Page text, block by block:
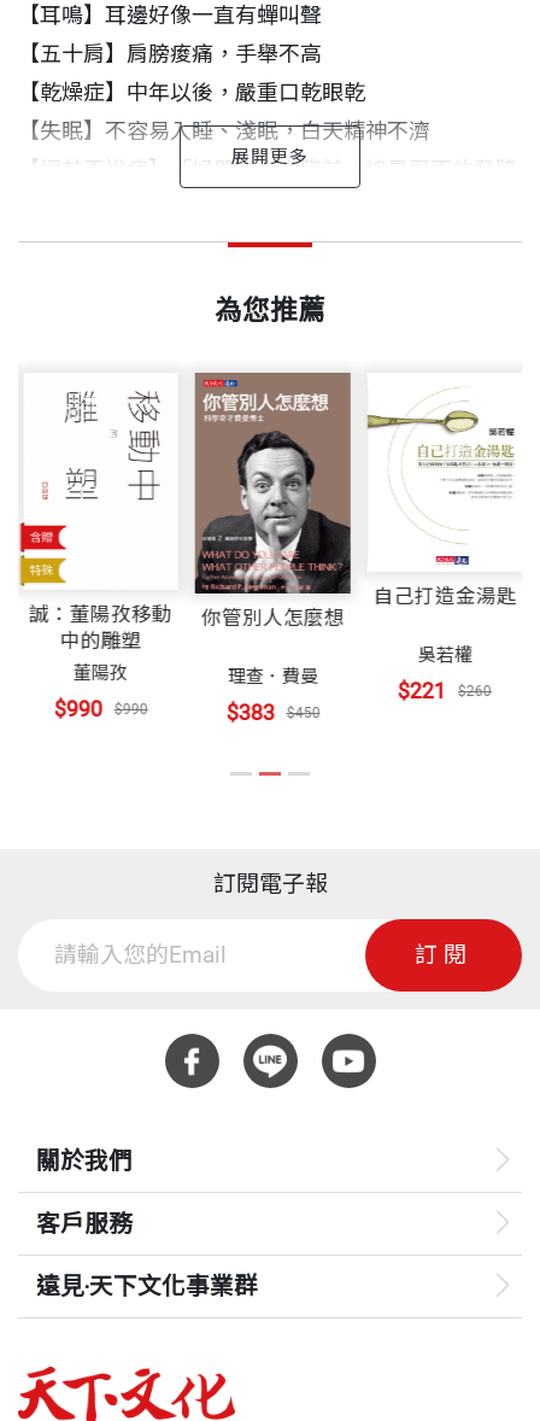
【耳鳴】耳邊好像一直有蟬叫聲
【五十肩】肩膀痠痛，手舉不高
【乾燥症】中年以後，嚴重口乾眼乾
【失眠】不容易入睡、淺眠，白天精神不濟
【經前不悅症】「好朋友」來臨前，總是忍不住發脾
【更年期】情緒不穩易暴躁，又常覺得熱、心悸
【攝護腺肥大】年紀大了，小便斷斷續續，還得用力
【近視】小小年紀就戴眼鏡
【注意力不足過動症】孩子老是好動、忘東忘西、心
不在焉
【奶瓶型齲齒】如何讓孩子有一口好牙？
【扁桃腺炎】扁桃腺常發炎，需要切除嗎？
第四部 吃對比吃補更重要
健康均衡的飲食
當保健食品遇上藥品「藥」小心
吃中藥學問大
怎樣預防骨刺復發？
酷熱天氣，遠離中暑
常服益生菌，私密處不煩惱
壓力管理有祕訣
養生太極八法 運動新趨勢
為什麼運動對女人很重要？
齒顎矯正治療的迷思
健保的普及讓病人不用再擔心醫療支出會傾家蕩產，
但由於是政府買單，造成不用白不用的觀念，導致大
病小病統統往醫院跑。也時常聽聞有人身體不適就到
處逛門診，看了一堆醫師，拿了一堆藥，既花時間也
花錢，更浪費醫療資源！可見醫、病之間仍有著跨越
不過的深圳與鴻溝。
隨著科學的發達與知識的透明化，病人其實也應與時
俱進，透過學習，從養生與預防疾病的自我保健開
始。因此，這本書運用淺顯易懂的方式，從醫師的角
度，針對一般疾病提供專業的保健知識，讓大家對疾
一直以來，我深刻地感受到，教育是對自己最好的投
資。教育不僅限於一般知識，醫學知識教育的普及也
相當重要，唯有了解自己的身體、照顧自己，從小地
方開始預防疾病，才是對自己身體健康的最好投資。
相信透過這套中西醫健康養生寶典，每位讀者都能獲
顧好，提升生活品質，減少不必要的健保支出。珍惜
並善用我們所擁有的健保資源，台灣社會才能持續推
動健保制度，讓病人安心接受醫療照護，利人利己。
摘自《中西醫健康養生寶典2》序
預防醫學與健康管理的時代來了
共同召集人
許重義 中國醫藥大學醫療體系總執行長
陳偉德 中國醫藥大學副校長
諮詢委員
李源德 中國醫藥大學醫療體系總顧問
周德陽 中國醫藥大學附設醫院院長
林欣榮 中國醫藥大學北港附設醫院院長
沈戊忠 中國醫藥大學附設醫院副院長
孫茂峰 中國醫藥大學附設醫院中醫副院長
黃秋錦 內科系副院長、林崇智 腎臟科主治醫師、劉
耀隆 腎臟科主治醫師、梁志嘉 腎臟科主治醫師
徐武輝 內科部主任、夏德椿 內科部副主任、林裕
超、胸腔暨重症系主治醫師、涂智彥 胸腔暨重症系主
治醫師 杭良文 胸腔暨重症系主治醫師
消化系
彭成元 消化系胃腸科主任、黃文信 消化系內視鏡室
出版日期 2011/12/31
出版社 天下文化
裝幀 軟皮精裝
頁數
重量 454
為您推薦
誠：董陽孜移動
中的雕塑
董陽孜
$990 $990
你管別人怎麼想
理查．費曼
$383 $450
自己打造金湯匙
吳若權
$221 $260
訂閱電子報
訂閱
關於我們
客戶服務
遠見‧天下文化事業群
哈佛商業評論